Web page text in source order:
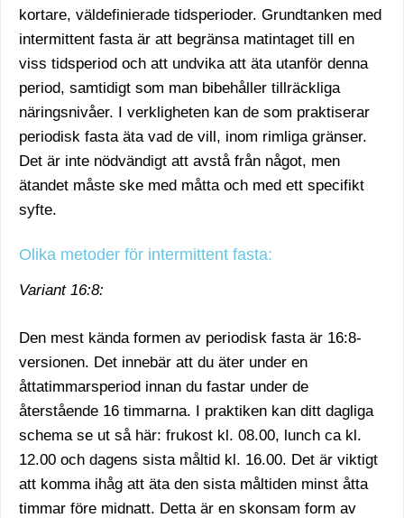
kortare, väldefinierade tidsperioder. Grundtanken med
intermittent fasta är att begränsa matintaget till en
viss tidsperiod och att undvika att äta utanför denna
period, samtidigt som man bibehåller tillräckliga
näringsnivåer. I verkligheten kan de som praktiserar
periodisk fasta äta vad de vill, inom rimliga gränser.
Det är inte nödvändigt att avstå från något, men
ätandet måste ske med måtta och med ett specifikt
syfte.
Olika metoder för intermittent fasta:
Variant 16:8:
Den mest kända formen av periodisk fasta är 16:8-
versionen. Det innebär att du äter under en
åttatimmarsperiod innan du fastar under de
återstående 16 timmarna. I praktiken kan ditt dagliga
schema se ut så här: frukost kl. 08.00, lunch ca kl.
12.00 och dagens sista måltid kl. 16.00. Det är viktigt
att komma ihåg att äta den sista måltiden minst åtta
timmar före midnatt. Detta är en skonsam form av